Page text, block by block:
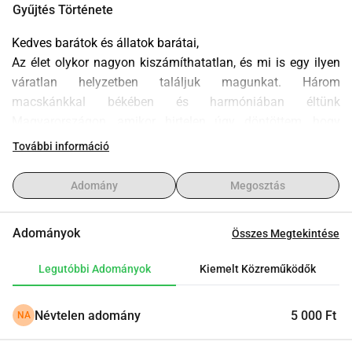
Gyűjtés Története
Kedves barátok és állatok barátai,
Az élet olykor nagyon kiszámíthatatlan, és mi is egy ilyen
váratlan helyzetben találjuk magunkat. Három
macskánkkal békében és harmóniában éltünk
Ázsiába költözöm, hogy magyar nyelvet és magyar kultúrát
azonban az állatokat nem tudtuk magunkkal hozni, és
ideiglenes gondozásba kellett adni őket. Fizetjük a
pénzügyi forrásainkat, hogy új otthonunkban újra együtt
Kik vagyunk?
(Milan bármilyen nyelven) és Annie, a macskáink pedig
További információ
Adomány Megosztás
Adományok Összes Megtekintése
Legutóbbi Adományok Kiemelt Közreműködők
NA Névtelen adomány 5 000 Ft